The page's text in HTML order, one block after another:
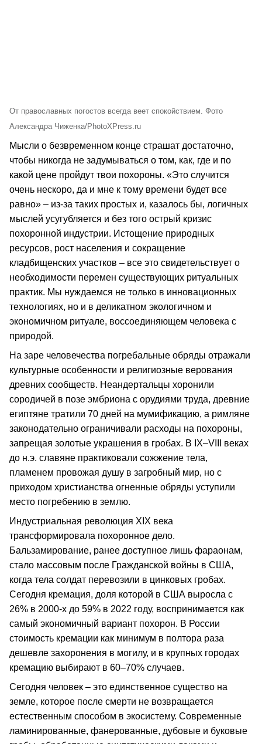
От православных погостов всегда веет спокойствием. Фото
Александра Чиженка/PhotoXPress.ru
Мысли о безвременном конце страшат достаточно,
чтобы никогда не задумываться о том, как, где и по
какой цене пройдут твои похороны. «Это случится
очень нескоро, да и мне к тому времени будет все
равно» – из-за таких простых и, казалось бы, логичных
мыслей усугубляется и без того острый кризис
похоронной индустрии. Истощение природных
ресурсов, рост населения и сокращение
кладбищенских участков – все это свидетельствует о
необходимости перемен существующих ритуальных
практик. Мы нуждаемся не только в инновационных
технологиях, но и в деликатном экологичном и
экономичном ритуале, воссоединяющем человека с
природой.
На заре человечества погребальные обряды отражали
культурные особенности и религиозные верования
древних сообществ. Неандертальцы хоронили
сородичей в позе эмбриона с орудиями труда, древние
египтяне тратили 70 дней на мумификацию, а римляне
законодательно ограничивали расходы на похороны,
запрещая золотые украшения в гробах. В IX–VIII веках
до н.э. славяне практиковали сожжение тела,
пламенем провожая душу в загробный мир, но с
приходом христианства огненные обряды уступили
место погребению в землю.
Индустриальная революция XIX века
трансформировала похоронное дело.
Бальзамирование, ранее доступное лишь фараонам,
стало массовым после Гражданской войны в США,
когда тела солдат перевозили в цинковых гробах.
Сегодня кремация, доля которой в США выросла с
26% в 2000-х до 59% в 2022 году, воспринимается как
самый экономичный вариант похорон. В России
стоимость кремации как минимум в полтора раза
дешевле захоронения в могилу, и в крупных городах
кремацию выбирают в 60–70% случаев.
Сегодня человек – это единственное существо на
земле, которое после смерти не возвращается
естественным способом в экосистему. Современные
ламинированные, фанерованные, дубовые и буковые